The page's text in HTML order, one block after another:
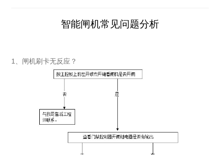
智能闸机常见问题分析
1、闸机刷卡无反应？